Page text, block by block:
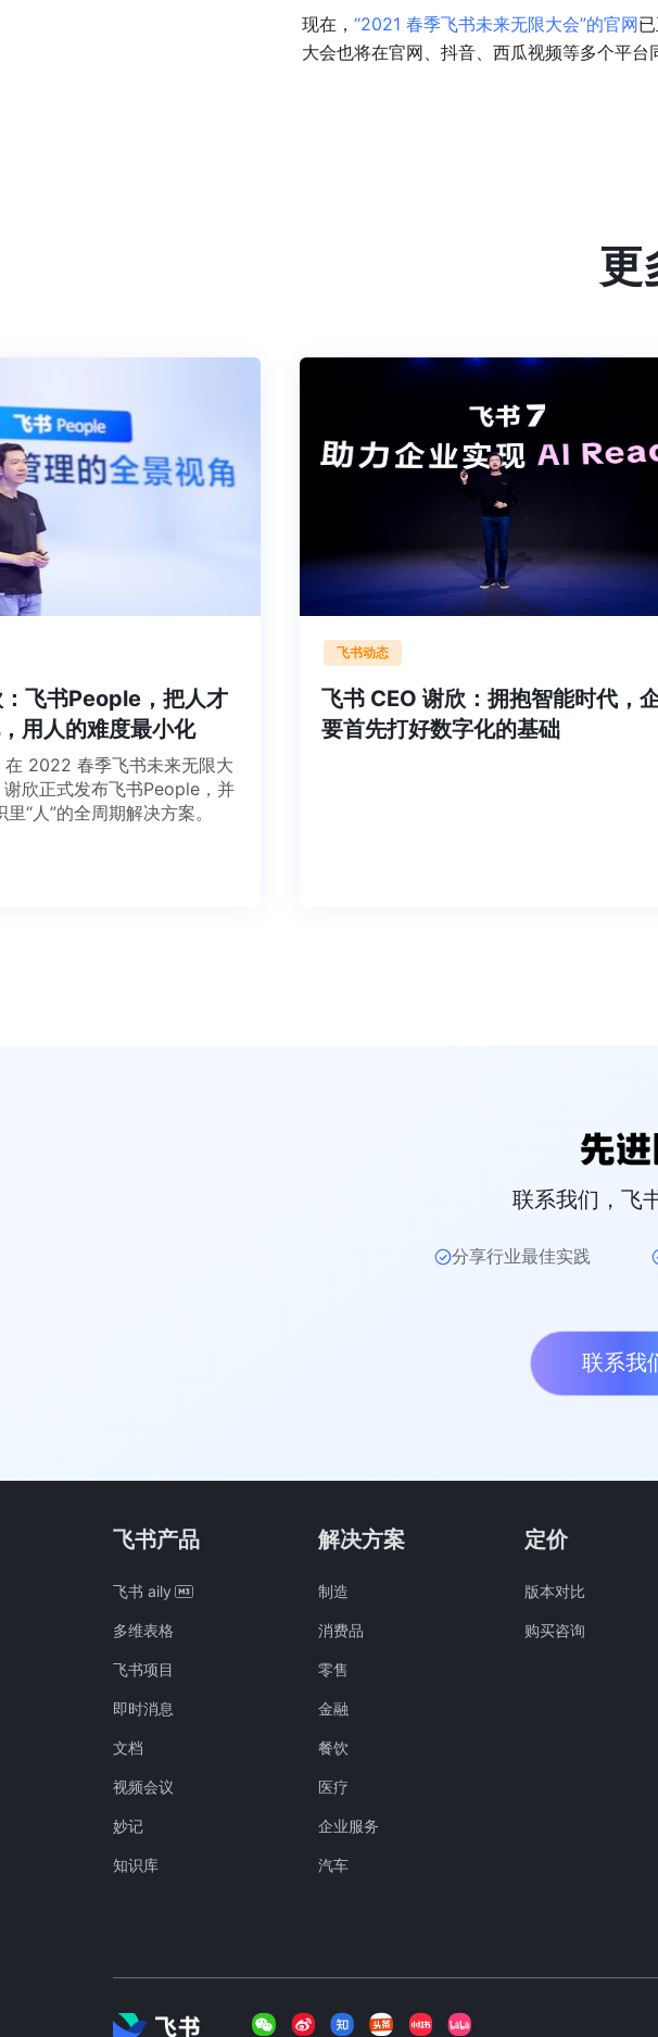
现在， “2021 春季飞书未来无限大会”的官网
大会也将在官网、抖音、西瓜视频等多个平台
更
：飞书People，把人才
，用人的难度最小化
，在 2022 春季飞书未来无限大
谢欣正式发布飞书People，并
织里“人”的全周期解决方案。
飞书动态
飞书 CEO 谢欣：拥抱智能时代，
要首先打好数字化的基础
联系我们，飞
分享行业最佳实践
联系我
飞书产品
飞书 aily
多维表格
飞书项目
即时消息
文档
视频会议
妙记
知识库
解决方案
制造
消费品
零售
金融
餐饮
医疗
企业服务
汽车
定价
版本对比
购买咨询